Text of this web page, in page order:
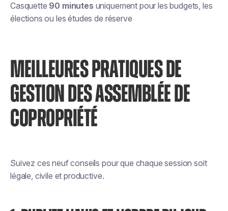
Casquette 90 minutes uniquement pour les budgets, les
élections ou les études de réserve
MEILLEURES PRATIQUES DE
GESTION DES ASSEMBLÉE DE
COPROPRIÉTÉ
Suivez ces neuf conseils pour que chaque session soit
légale, civile et productive.